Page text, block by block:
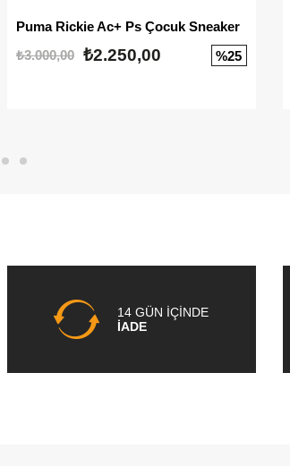
Puma Rickie Ac+ Ps Çocuk Sneaker
₺3.000,00 ₺2.250,00 %25
14 GÜN İÇİNDE
İADE